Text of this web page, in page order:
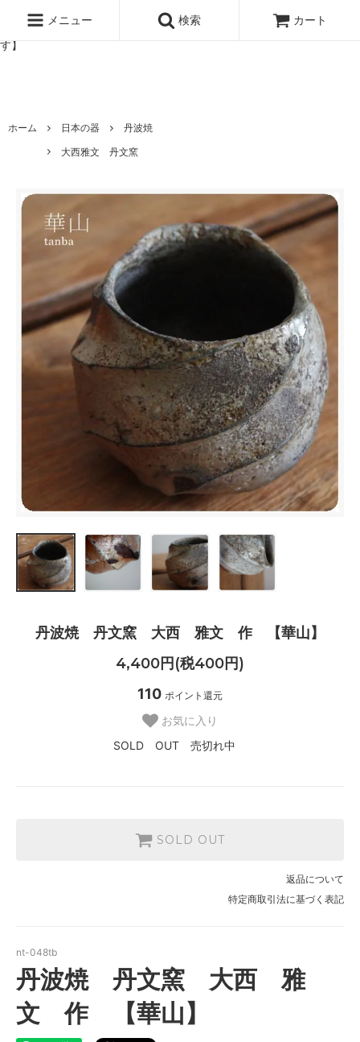
ッタのオンラインストア【アラビア,クイストゴーなどの北欧ヴィンテ
ージ食器,雅峰窯やソルテグラスジュエリーなどの作家の作品が並びま
す】
メニュー 検索 カート
ホーム 日本の器
丹波焼
大西雅文 丹文窯
丹波焼 丹文窯 大西 雅文 作 【華山】
4,400円(税400円)
110 ポイント還元
お気に入り
SOLD OUT 売切れ中
SOLD OUT
返品について
特定商取引法に基づく表記
nt-048tb
丹波焼 丹文窯 大西 雅
文 作 【華山】